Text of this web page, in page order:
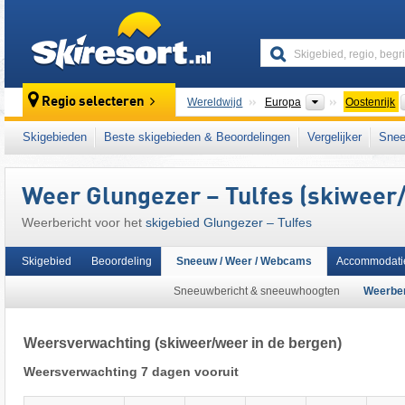
Regio selecteren Wereldwijd Europa Continenten
Oostenrijk
Dit skigebied ligt ook in: SKI plus CITY
centrale deel van de oostelijke
oostelijk deel van de Alpen, Alpen, West-
Skigebieden Beste skigebieden & Beoordelingen Vergelijker
Weer Glungezer – Tulfes
Weerbericht voor het skigebied Glungezer – Tulfes
Skigebied Beoordeling Sneeuw / Weer / Webcams
Sneeuwbericht & sneeuwhoogten
Weersverwachting (skiweer/weer in de bergen)
Weersverwachting 7 dagen vooruit